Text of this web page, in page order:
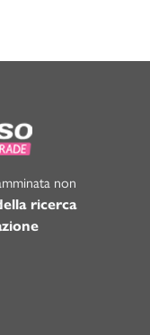
non
ricerca